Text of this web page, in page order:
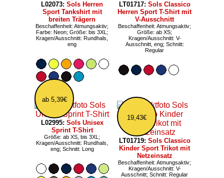
L02073: Sols Herren
Sport Tankshirt mit
breiten Trägern
Beschaffenheit: Atmungsaktiv;
Farbe: Neon; Größe: bis 3XL;
Kragen/Ausschnitt: Rundhals,
eng
LT01717: Sols Classico
Herren Sport T-Shirt mit
V-Ausschnitt
Beschaffenheit: Atmungsaktiv;
Größe: ab XS;
Kragen/Ausschnitt: V-
Ausschnitt, eng; Schnitt:
Regular
ab 5,39€
L02995: Sols Unisex
Sprint T-Shirt
Größe: ab XS, bis 3XL;
Kragen/Ausschnitt: Rundhals,
eng; Schnitt: Long
19,43€
LT01719: Sols Classico
Kinder Sport Trikot mit
Netzeinsatz
Beschaffenheit: Atmungsaktiv;
Kragen/Ausschnitt: V-
Ausschnitt; Schnitt: Regular